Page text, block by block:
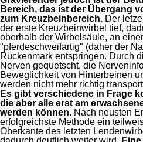
Bereich, das ist der Übergang
zum Kreuzbeinbereich. Der
der erste Kreuzbeinwirbel tief,
oberhalb der Wirbelsäule, an
"pferdeschweifartig" (daher der
Rückenmark entspringen. Durch
Nerven gequetscht, die
Beweglichkeit von Hinterbeinen
werden nicht mehr richtig
Es gibt verschiedene in Frage
die aber alle erst am
werden können. Nach neusten
erfolgreichste Methode ein
Oberkante des letzten